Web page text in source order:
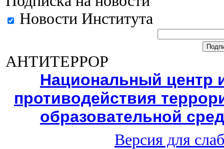
Новости Института
АНТИТЕРРОР
Национальный центр
противодействия
образовательной
Версия для